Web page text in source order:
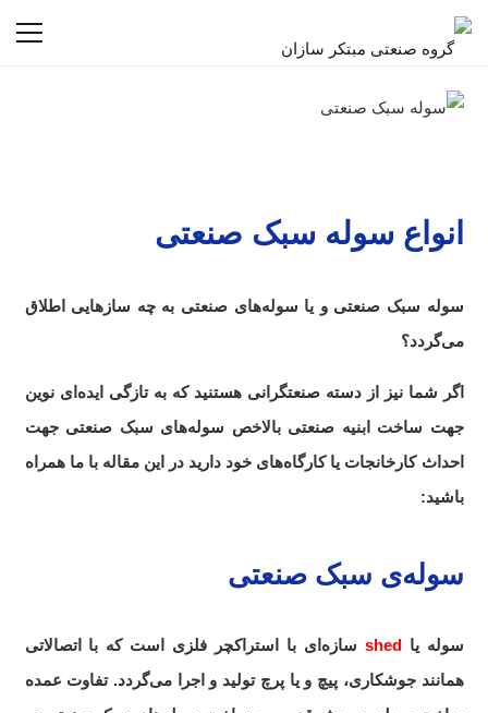
انواع سوله سبک صنعتی
سوله سبک صنعتی و یا سوله‌های صنعتی به چه سازهایی اطلاق
می‌گردد؟
اگر شما نیز از دسته صنعتگرانی هستنید که به تازگی ایده‌ای نوین
جهت ساخت ابنیه صنعتی بالاخص سوله‌های سبک صنعتی جهت
احداث کارخانجات یا کارگاه‌های خود دارید در این مقاله با ما همراه
باشید:
سوله‌ی سبک صنعتی
سوله یاshed سازه‌ای با استراکچر فلزی است که با اتصالاتی
همانند جوشکاری، پیچ و یا پرچ تولید و اجرا می‌گردد. تفاوت عمده